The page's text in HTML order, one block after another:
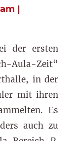
|
der ersten
Aula-Zeit“
in der
mit ihren
Es
auch zu